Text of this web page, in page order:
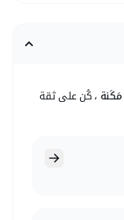
مَكَنة ، كُن على ثقة